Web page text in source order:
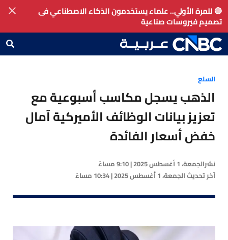
🔴 للمرة الأولي.. علماء يستخدمون الذكاء الاصطناعي فى
تصميم فيروسات صناعية
السلع
الذهب يسجل مكاسب أسبوعية مع
تعزيز بيانات الوظائف الأميركية آمال
خفض أسعار الفائدة
نشرالجمعة، 1 أغسطس 2025 | 9:10 مساءً
آخر تحديثالجمعة، 1 أغسطس 2025 | 10:34 مساءً